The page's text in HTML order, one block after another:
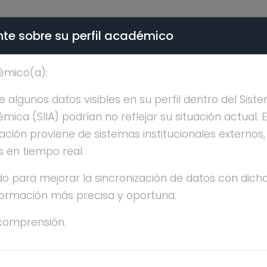
- PÚBLICO
MARTINEZ
sobre su perfil académico
algunos datos visibles en su perfil dentro del
(SIIA) podrían no reflejar su situación actual.
proviene de sistemas institucionales
en tiempo real.
para mejorar la sincronización de datos con
más precisa y oportuna.